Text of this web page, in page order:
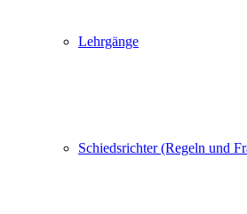
Lehrgänge
Schiedsrichter (Regeln und